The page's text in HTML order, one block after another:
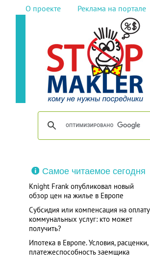
О проекте Реклама на портале
Самое читаемое сегодня
Knight Frank опубликовал новый
обзор цен на жилье в Европе
Субсидия или компенсация на оплату
коммунальных услуг: кто может
получить?
Ипотека в Европе. Условия, расценки,
платежеспособность заемщика